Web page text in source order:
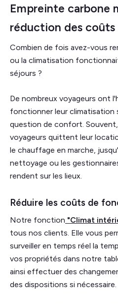
Empreinte carbone
réduction des coûts
Combien de fois avez-vous
ou la climatisation
séjours ?
De nombreux voyageurs ont
fonctionner leur climatisation
question de confort.
voyageurs quittent leur
le chauffage en marche,
nettoyage ou les
rendent sur les lieux.
Réduire les coûts de
Notre fonction "Climat
tous nos clients. Elle vous
surveiller en temps réel la
vos propriétés dans notre
ainsi effectuer des
des dispositions si nécessaire.